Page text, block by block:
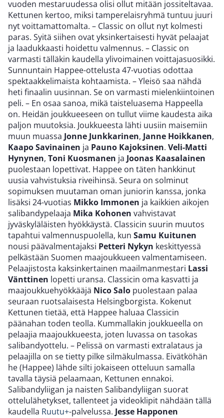
vuoden mestaruudessa olisi ollut mitään jossiteltavaa.
Kettunen kertoo, miksi tamperelaisryhmä tuntuu juuri
nyt voittamattomalta. – Classic on ollut nyt kolmesti
paras. Syitä siihen ovat yksinkertaisesti hyvät pelaajat
ja laadukkaasti hoidettu valmennus. – Classic on
varmasti tälläkin kaudella ylivoimainen voittajasuosikki.
Sunnuntain Happee-ottelusta 47-vuotias odottaa
spektaakkelimaista kohtaamista. – Yleisö saa nähdä
heti finaalin uusinnan. Se on varmasti mielenkiintoinen
peli. – En osaa sanoa, mikä taisteluasema Happeella
on. Heidän joukkueeseen on tullut viime kaudesta aika
paljon muutoksia. Joukkueesta lähti uusiin maisemiin
muun muassa Jonne Junkkarinen, Janne Hoikkanen,
Kaapo Savinainen ja Pauno Kajoksinen. Veli-Matti
Hynynen, Toni Kuosmanen ja Joonas Kaasalainen
puolestaan lopettivat. Happee on täten hankkinut
uusia vahvistuksia riveihinsä. Seura on solminut
sopimuksen muutaman oman juniorin kanssa, jonka
lisäksi 24-vuotias Mikko Immonen ja kaikkien aikojen
salibandypelaaja Mika Kohonen vahvistavat
jyväskyläläisten hyökkäystä. Classicin suurin muutos
tapahtui valmennuspuolella, kun Samu Kuitunen
nousi päävalmentajaksi Petteri Nykyn keskittyessä
pelkästään Suomen maajoukkueen valmentamiseen.
Pelaajistosta kaksinkertainen maailmanmestari Lassi
Vänttinen lopetti uransa. Classicin oma kasvatti ja
maajoukkuehyökkääjä Nico Salo puolestaan palaa
seuraan ruotsalaisesta Helsingborgista. Kokenut
Kettunen tietää, että Happee haluaa Classicin
päänahan toden teolla. Kummallakin joukkueella on
pelaajia maajoukkueesta, joten luvassa on tasokas
salibandyottelu. – Pelissä on varmasti extralataus ja
pelaajilla on se tietty pilke silmäkulmassa. Eivätköhän
he (Happee) lähde silti jokaiseen otteluun samalla
tavalla täysiä pelaamaan, Kettunen ennakoi.
Salibandyliigan ja naisten Salibandyliigan suorat
ottelulähetykset, tallenteet ja videoklipit nähdään tällä
kaudella Ruutu+-palvelussa. Jesse Happonen